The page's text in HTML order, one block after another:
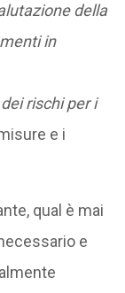
della
in
rischi per i
e i
qual è mai
e